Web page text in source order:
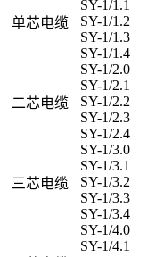
单芯电缆
SY-1/1.1
SY-1/1.2
SY-1/1.3
SY-1/1.4
二芯电缆
SY-1/2.0
SY-1/2.1
SY-1/2.2
SY-1/2.3
SY-1/2.4
三芯电缆
SY-1/3.0
SY-1/3.1
SY-1/3.2
SY-1/3.3
SY-1/3.4
SY-1/4.0
SY-1/4.1